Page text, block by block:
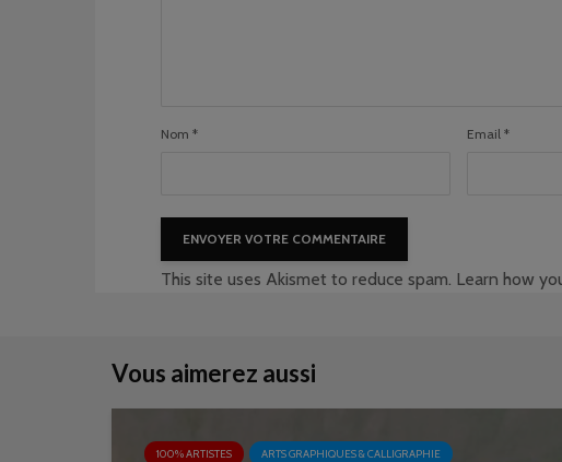
Nom * Email *
This site uses Akismet to reduce spam. Learn how
Vous aimerez aussi
100% ARTISTES ARTS GRAPHIQUES & CALLIGRAPHIE